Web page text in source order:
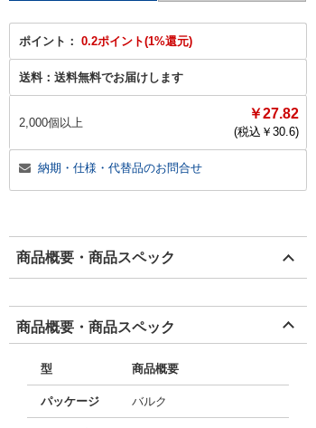
ポイント： 0.2ポイント(1%還元)
送料： 送料無料でお届けします
2,000個以上
￥27.82
(税込￥ 30.6)
納期・仕様・代替品のお問合せ
商品概要・商品スペック
商品概要・商品スペック
型 商品概要
パッケージ バルク